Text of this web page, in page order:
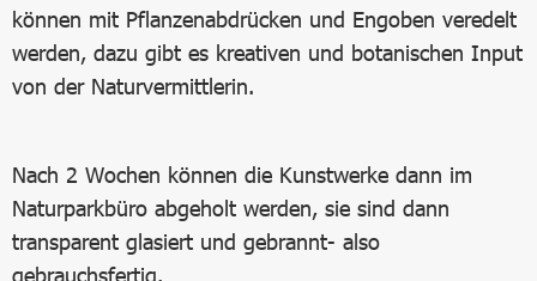
können mit Pflanzenabdrücken und Engoben veredelt
werden, dazu gibt es kreativen und botanischen Input
von der Naturvermittlerin.
Nach 2 Wochen können die Kunstwerke dann im
Naturparkbüro abgeholt werden, sie sind dann
transparent glasiert und gebrannt- also
gebrauchsfertig.